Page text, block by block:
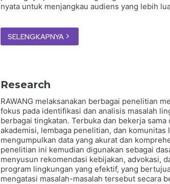
nyata untuk menjangkau audiens yang lebih
SELENGKAPNYA
Research
RAWANG melaksanakan berbagai penelitian
fokus pada identifikasi dan analisis masalah
berbagai tingkatan. Terbuka dan bekerja sama
akademisi, lembaga penelitian, dan komunitas
mengumpulkan data yang akurat dan
penelitian ini kemudian digunakan sebagai
menyusun rekomendasi kebijakan, advokasi,
program lingkungan yang efektif, yang
mengatasi masalah-masalah tersebut secara